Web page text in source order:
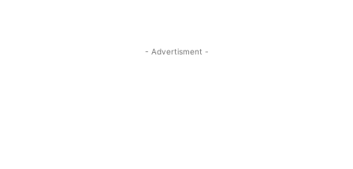
- Advertisment -